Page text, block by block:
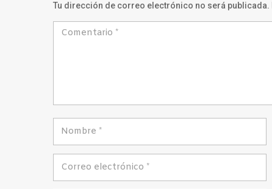
Tu dirección de correo electrónico no será publicada.